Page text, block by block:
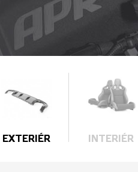
EXTERIÉR INTERIÉR